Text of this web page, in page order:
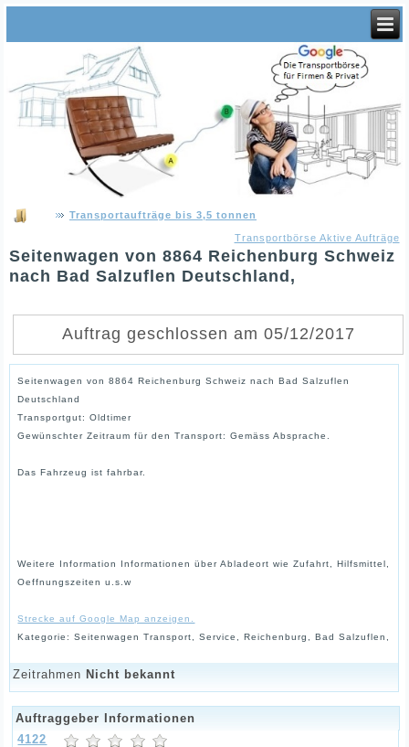
Transportaufträge bis 3,5 tonnen
Transportbörse Aktive Aufträge
Seitenwagen von 8864 Reichenburg Schweiz
nach Bad Salzuflen Deutschland,
Auftrag geschlossen am 05/12/2017
Seitenwagen von 8864 Reichenburg Schweiz nach Bad Salzuflen
Deutschland
Transportgut: Oldtimer
Gewünschter Zeitraum für den Transport: Gemäss Absprache.
Das Fahrzeug ist fahrbar.
Weitere Information Informationen über Abladeort wie Zufahrt, Hilfsmittel,
Oeffnungszeiten u.s.w
Strecke auf Google Map anzeigen.
Kategorie: Seitenwagen Transport, Service, Reichenburg, Bad Salzuflen,
Zeitrahmen Nicht bekannt
Auftraggeber Informationen
4122